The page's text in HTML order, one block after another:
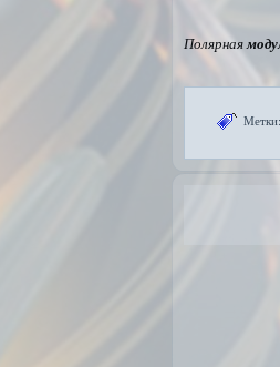
Полярная
Метки: